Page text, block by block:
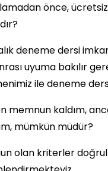
önce,
deneme dersi
uyuma bakılır
ile deneme
memnun kaldım,
mümkün müdür?
olan kriterler